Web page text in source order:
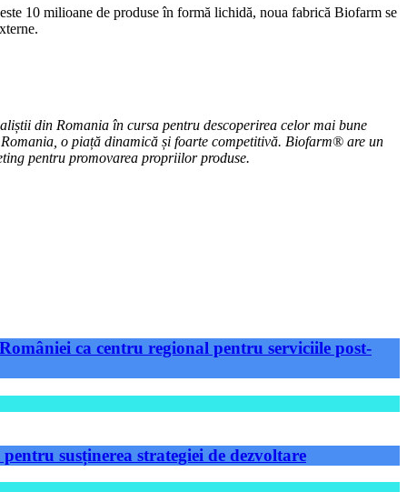
10 milioane de produse în formă lichidă, noua fabrică Biofarm se
din Romania în cursa pentru descoperirea celor mai bune
o piață dinamică și foarte competitivă. Biofarm® are un
pentru promovarea propriilor produse.
ca centru regional pentru serviciile post-
susținerea strategiei de dezvoltare